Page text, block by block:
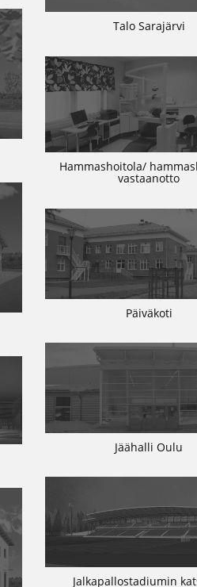
Talo Sarajärvi
Hammashoitola/
vastaanotto
Päiväkoti
Jäähalli Oulu
Jalkapallostadiumin